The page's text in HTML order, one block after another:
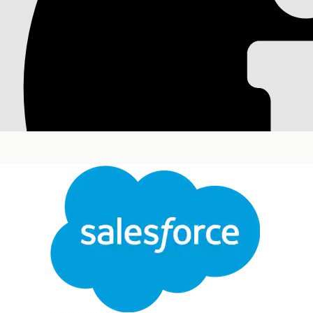
Понимание и
Управление результатами программы пациента
результатов пациента и программы. Эти сводки
службу для извлечения данных. Прежде чем
Доступно в версиях: Lightning Experience
Доступно в версиях: Лицензии
надстройки платформы Einstein GPT и
Управление результатами программы пациента
CareProgramOutcomeSummary и
в сводке результатов программы и пациента.